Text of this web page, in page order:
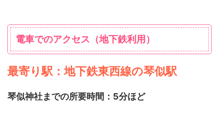
電車でのアクセス（地下鉄利用）
最寄り駅：地下鉄東西線の琴似駅
琴似神社までの所要時間：5分ほど